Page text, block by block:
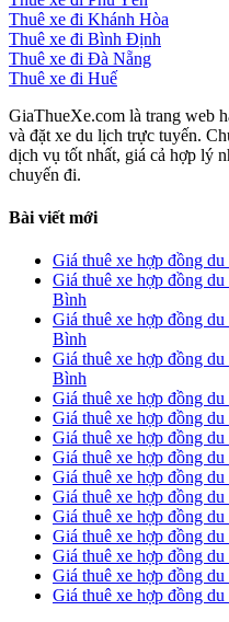
Thuê xe đi Khánh Hòa
Thuê xe đi Bình Định
Thuê xe đi Đà Nẵng
Thuê xe đi Huế
GiaThueXe.com là trang web
và đặt xe du lịch trực tuyến.
dịch vụ tốt nhất, giá cả hợp lý
chuyến đi.
Bài viết mới
Giá thuê xe hợp đồng
Giá thuê xe hợp đồng
Bình
Giá thuê xe hợp đồng
Bình
Giá thuê xe hợp đồng
Bình
Giá thuê xe hợp đồng
Giá thuê xe hợp đồng
Giá thuê xe hợp đồng
Giá thuê xe hợp đồng
Giá thuê xe hợp đồng
Giá thuê xe hợp đồng
Giá thuê xe hợp đồng
Giá thuê xe hợp đồng
Giá thuê xe hợp đồng
Giá thuê xe hợp đồng
Giá thuê xe hợp đồng